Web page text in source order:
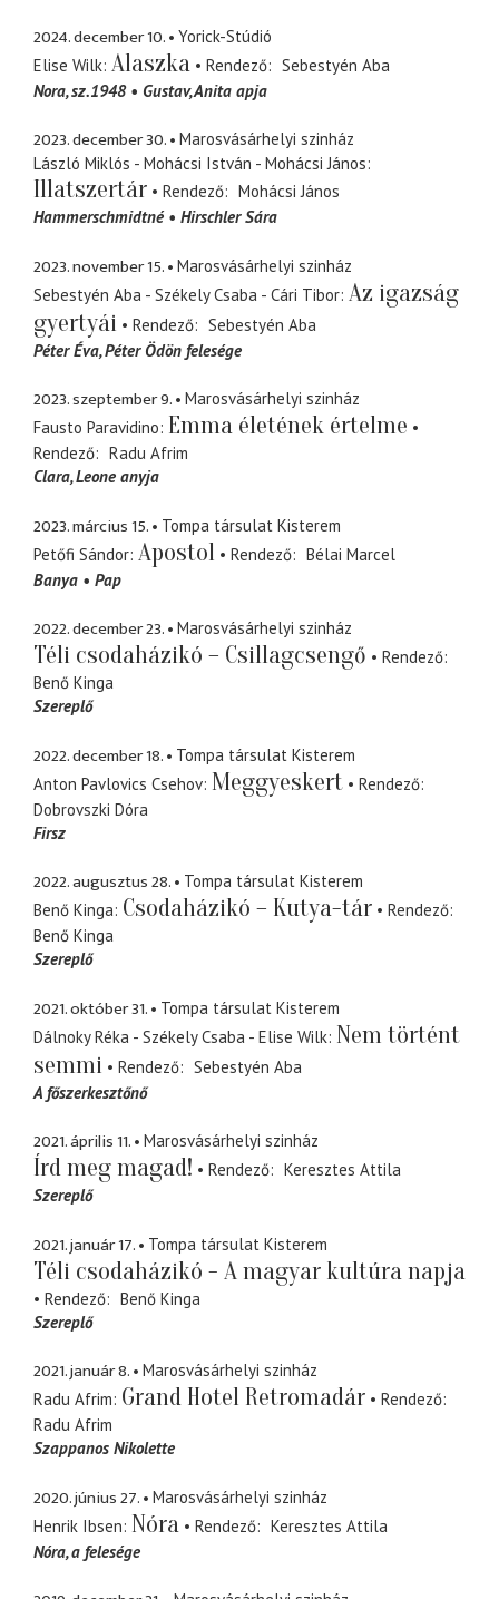
2024. december 10.
Yorick-Stúdió
Elise Wilk Alaszka Rendező
Sebestyén Aba
Nora sz.1948 Gustav Anita apja
2023. december 30.
Marosvásárhelyi szinház
László Miklós - Mohácsi István - Mohácsi János
Illatszertár Rendező
Mohácsi János
Hammerschmidtné
Hirschler Sára
2023. november 15.
Marosvásárhelyi szinház
Sebestyén Aba - Székely Csaba - Cári Tibor Az igazság
gyertyái
Rendező
Sebestyén Aba
Péter Éva Péter Ödön felesége
2023. szeptember 9.
Marosvásárhelyi szinház
Fausto Paravidino Emma életének értelme
Rendező
Radu Afrim
Clara Leone anyja
2023. március 15.
Tompa társulat Kisterem
Petőfi Sándor Apostol Rendező
Bélai Marcel
Banya
Pap
2022. december 23. Marosvásárhelyi szinház
Téli csodaházikó – Csillagcsengő
Rendező
Benő Kinga
Szereplő
2022. december 18.
Tompa társulat Kisterem
Anton Pavlovics Csehov Meggyeskert
Rendező
Dobrovszki Dóra
Firsz
2022. augusztus 28.
Tompa társulat Kisterem
Benő Kinga Csodaházikó – Kutya-tár
Rendező
Benő Kinga
Szereplő
2021. október 31.
Tompa társulat Kisterem
Dálnoky Réka - Székely Csaba - Elise Wilk Nem történt
semmi
Rendező
Sebestyén Aba
A főszerkesztőnő
2021. április 11. Marosvásárhelyi szinház
Írd meg magad! Rendező
Keresztes Attila
Szereplő
2021. január 17. Tompa társulat Kisterem
Téli csodaházikó - A magyar kultúra napja
Rendező
Benő Kinga
Szereplő
2021. január 8.
Marosvásárhelyi szinház
Radu Afrim Grand Hotel Retromadár
Rendező
Radu Afrim
Szappanos Nikolette
2020. június 27.
Marosvásárhelyi szinház
Henrik Ibsen Nóra Rendező
Keresztes Attila
Nóra a felesége